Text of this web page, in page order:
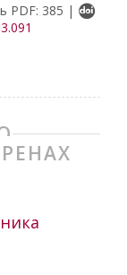
PDF: 385 |